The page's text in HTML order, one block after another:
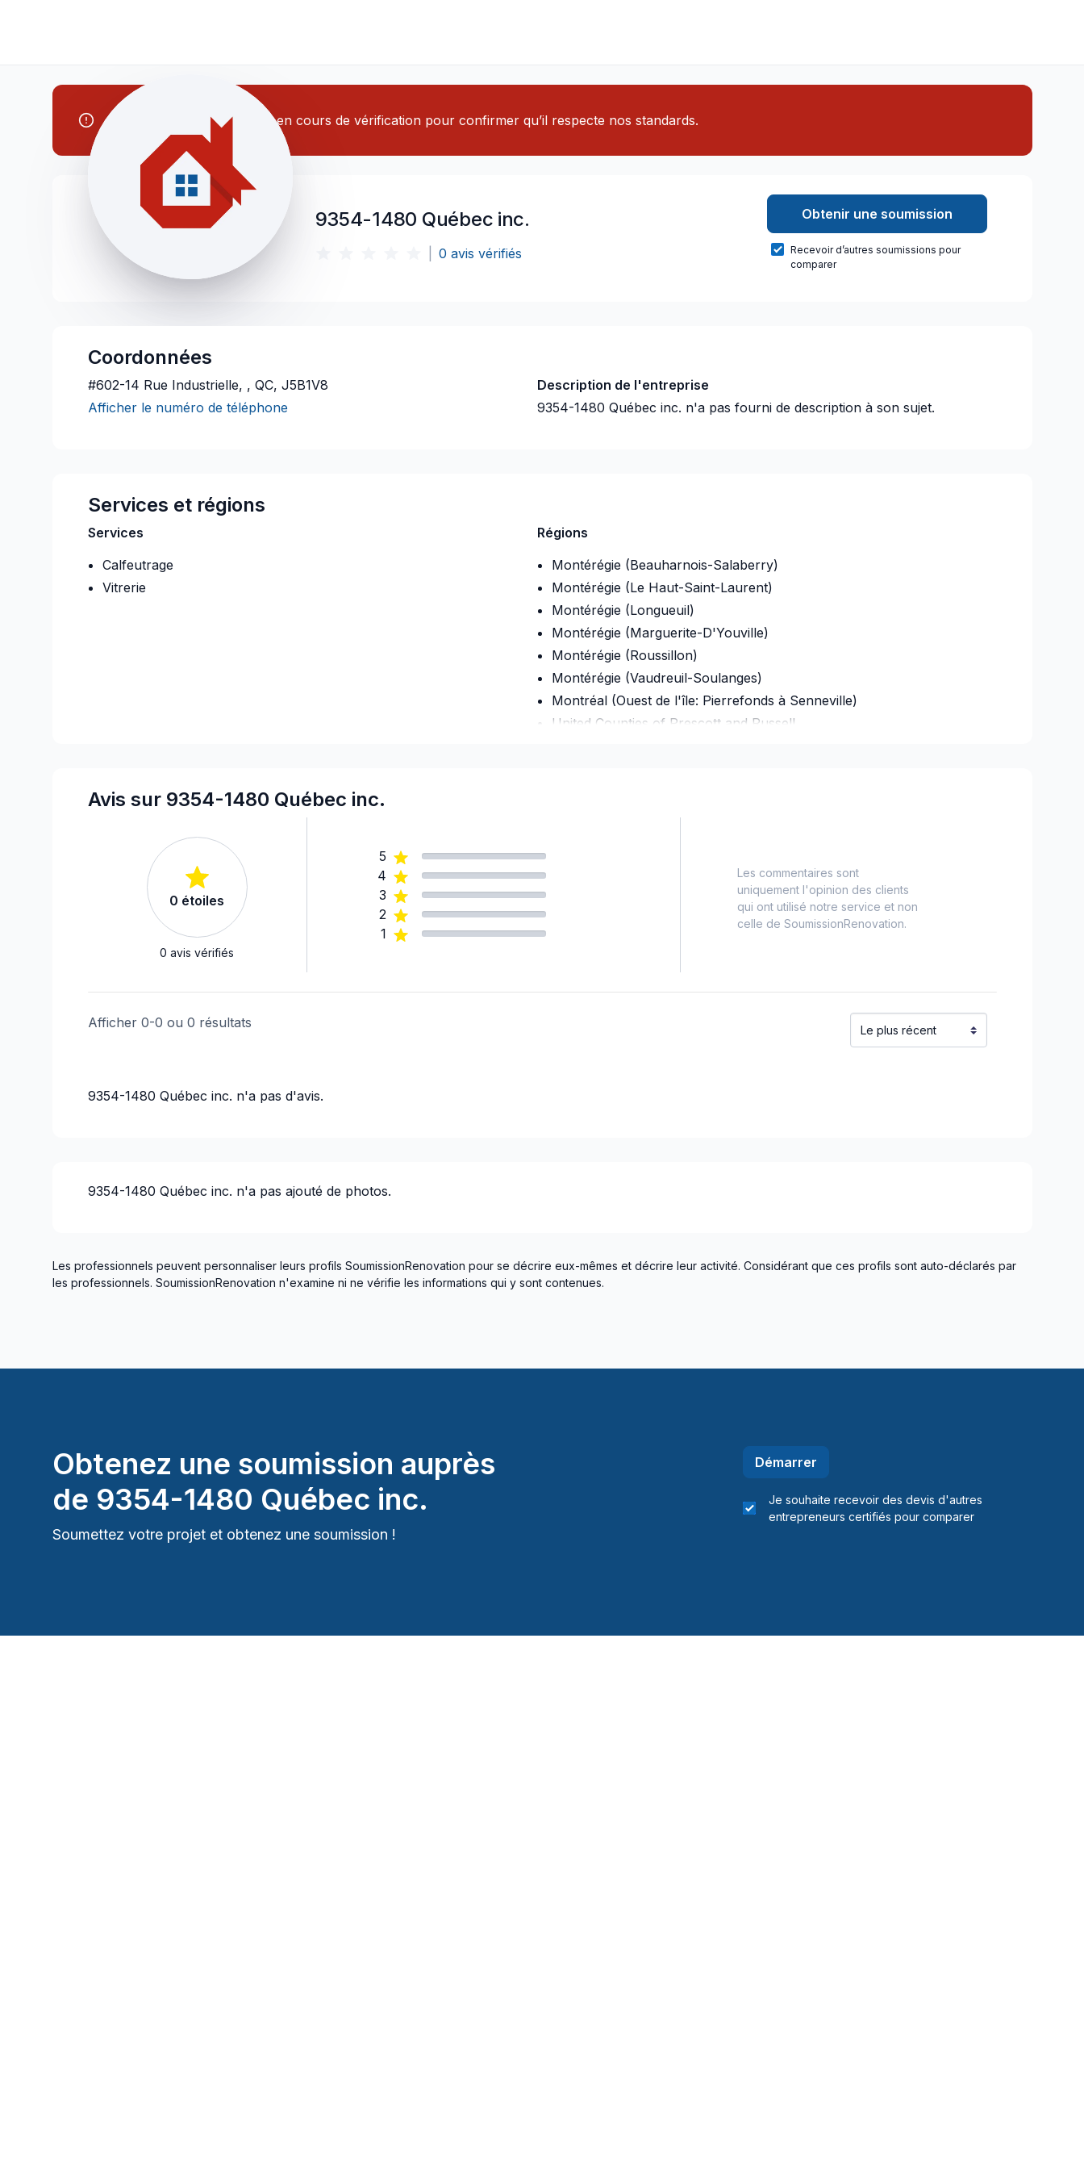
Note: Cet entrepreneur est en cours de vérification pour confirmer qu’il respecte nos standards.
9354-1480 Québec inc.
0 avis vérifiés
Obtenir une soumission
Recevoir d’autres soumissions pour
comparer
Coordonnées
#602-14 Rue Industrielle, , QC, J5B1V8
Afficher le numéro de téléphone
Description de l'entreprise
9354-1480 Québec inc. n'a pas fourni de description à son sujet.
Services et régions
Services
Calfeutrage
Vitrerie
Régions
Montérégie (Beauharnois-Salaberry)
Montérégie (Le Haut-Saint-Laurent)
Montérégie (Longueuil)
Montérégie (Marguerite-D'Youville)
Montérégie (Roussillon)
Montérégie (Vaudreuil-Soulanges)
Montréal (Ouest de l'île: Pierrefonds à Senneville)
United Counties of Prescott and Russell
Avis sur 9354-1480 Québec inc.
0 étoiles
0 avis vérifiés
5
4
3
2
1
Les commentaires sont
uniquement l'opinion des clients
qui ont utilisé notre service et non
celle de SoumissionRenovation.
Afficher 0-0 ou 0 résultats
9354-1480 Québec inc. n'a pas d'avis.
9354-1480 Québec inc. n'a pas ajouté de photos.
Les professionnels peuvent personnaliser leurs profils SoumissionRenovation pour se décrire eux-mêmes et décrire leur activité. Considérant que ces profils sont auto-déclarés par
les professionnels. SoumissionRenovation n'examine ni ne vérifie les informations qui y sont contenues.
Obtenez une soumission auprès
de 9354-1480 Québec inc.
Soumettez votre projet et obtenez une soumission !
Démarrer
Je souhaite recevoir des devis d'autres
entrepreneurs certifiés pour comparer